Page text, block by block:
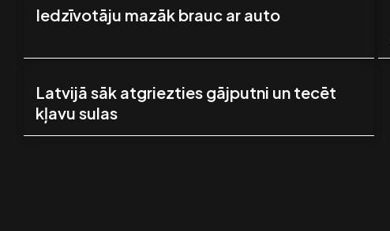
Iedzīvotāju mazāk brauc ar auto
Latvijā sāk atgriezties gājputni un tecēt
kļavu sulas